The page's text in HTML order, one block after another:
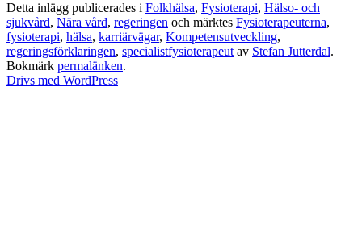
Detta inlägg publicerades i Folkhälsa, Fysioterapi, Hälso- och
sjukvård, Nära vård, regeringen och märktes Fysioterapeuterna,
fysioterapi, hälsa, karriärvägar, Kompetensutveckling,
regeringsförklaringen, specialistfysioterapeut av Stefan Jutterdal.
Bokmärk permalänken.
Drivs med WordPress